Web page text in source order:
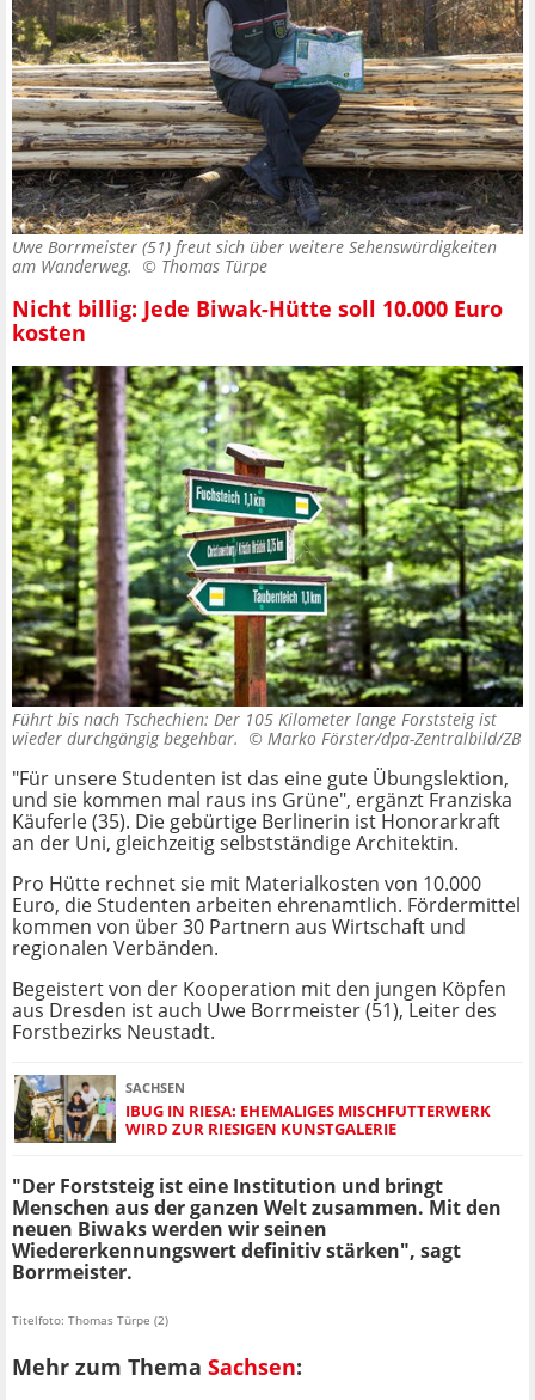
Uwe Borrmeister (51) freut sich über weitere Sehenswürdigkeiten
am Wanderweg. © Thomas Türpe
Nicht billig: Jede Biwak-Hütte soll 10.000 Euro
kosten
Führt bis nach Tschechien: Der 105 Kilometer lange Forststeig ist
wieder durchgängig begehbar. © Marko Förster/dpa-Zentralbild/ZB
"Für unsere Studenten ist das eine gute Übungslektion,
und sie kommen mal raus ins Grüne", ergänzt Franziska
Käuferle (35). Die gebürtige Berlinerin ist Honorarkraft
an der Uni, gleichzeitig selbstständige Architektin.
Pro Hütte rechnet sie mit Materialkosten von 10.000
Euro, die Studenten arbeiten ehrenamtlich. Fördermittel
kommen von über 30 Partnern aus Wirtschaft und
regionalen Verbänden.
Begeistert von der Kooperation mit den jungen Köpfen
aus Dresden ist auch Uwe Borrmeister (51), Leiter des
Forstbezirks Neustadt.
SACHSEN
IBUG IN RIESA: EHEMALIGES MISCHFUTTERWERK
WIRD ZUR RIESIGEN KUNSTGALERIE
"Der Forststeig ist eine Institution und bringt
Menschen aus der ganzen Welt zusammen. Mit den
neuen Biwaks werden wir seinen
Wiedererkennungswert definitiv stärken", sagt
Borrmeister.
Titelfoto: Thomas Türpe (2)
Mehr zum Thema Sachsen: